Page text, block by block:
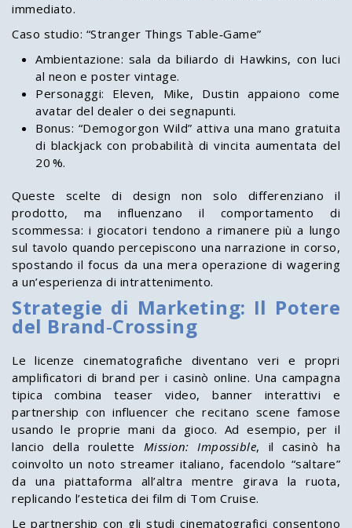
immediato.
Caso studio: “Stranger Things Table‑Game”
Ambientazione: sala da biliardo di Hawkins, con luci
al neon e poster vintage.
Personaggi: Eleven, Mike, Dustin appaiono come
avatar del dealer o dei segnapunti.
Bonus: “Demogorgon Wild” attiva una mano gratuita
di blackjack con probabilità di vincita aumentata del
20 %.
Queste scelte di design non solo differenziano il
prodotto, ma influenzano il comportamento di
scommessa: i giocatori tendono a rimanere più a lungo
sul tavolo quando percepiscono una narrazione in corso,
spostando il focus da una mera operazione di wagering
a un’esperienza di intrattenimento.
Strategie di Marketing: Il Potere
del Brand‑Crossing
Le licenze cinematografiche diventano veri e propri
amplificatori di brand per i casinò online. Una campagna
tipica combina teaser video, banner interattivi e
partnership con influencer che recitano scene famose
usando le proprie mani da gioco. Ad esempio, per il
lancio della roulette Mission: Impossible, il casinò ha
coinvolto un noto streamer italiano, facendolo “saltare”
da una piattaforma all’altra mentre girava la ruota,
replicando l’estetica dei film di Tom Cruise.
Le partnership con gli studi cinematografici consentono